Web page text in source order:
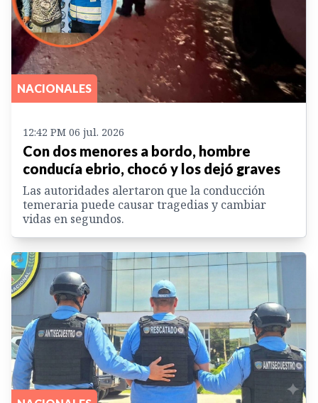
NACIONALES
12:42 PM 06 jul. 2026
Con dos menores a bordo, hombre
conducía ebrio, chocó y los dejó graves
Las autoridades alertaron que la conducción
temeraria puede causar tragedias y cambiar
vidas en segundos.